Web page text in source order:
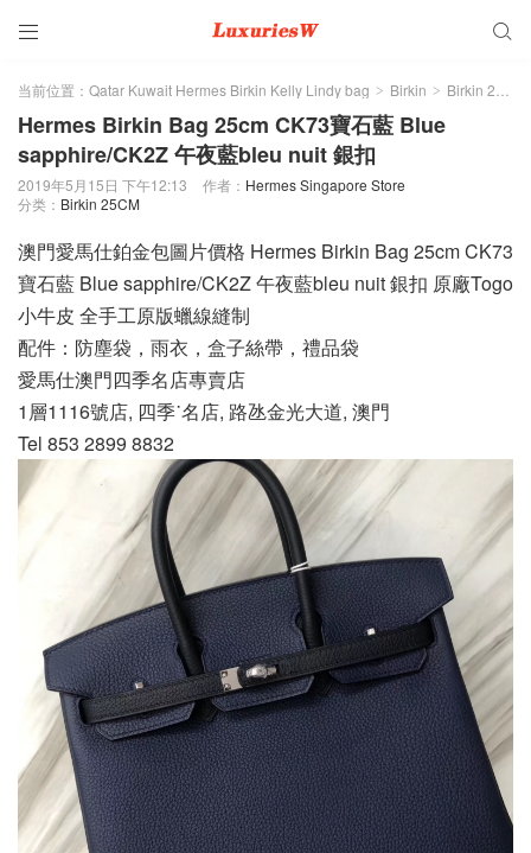
 
当前位置： Qatar Kuwait Hermes Birkin Kelly Lindy bag > Birkin > Birkin 25CM
Hermes Birkin Bag 25cm CK73寶石藍 Blue
sapphire/CK2Z 午夜藍bleu nuit 銀扣
2019年5月15日 下午12:13 作者： Hermes Singapore Store
分类： Birkin 25CM
澳門愛馬仕鉑金包圖片價格 Hermes Birkin Bag 25cm CK73
寶石藍 Blue sapphire/CK2Z 午夜藍bleu nuit 銀扣 原廠Togo
小牛皮 全手工原版蠟線縫制
配件：防塵袋，雨衣，盒子絲帶，禮品袋
愛馬仕澳門四季名店專賣店
1層1116號店, 四季˙名店, 路氹金光大道, 澳門
Tel 853 2899 8832